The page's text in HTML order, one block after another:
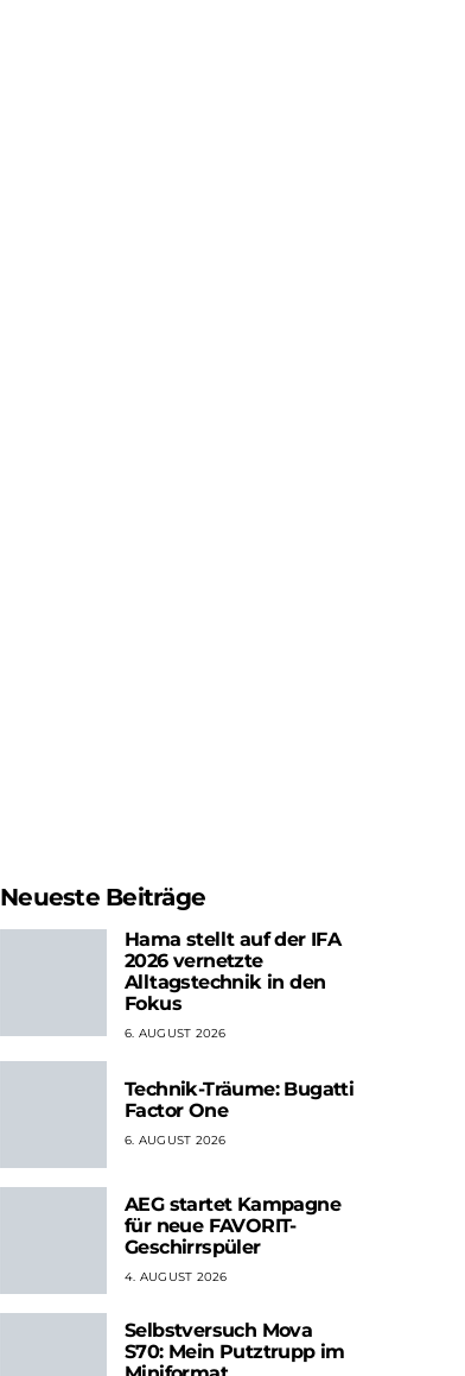
Neueste Beiträge
Hama stellt auf der IFA
2026 vernetzte
Alltagstechnik in den
Fokus
6. AUGUST 2026
Technik-Träume: Bugatti
Factor One
6. AUGUST 2026
AEG startet Kampagne
für neue FAVORIT-
Geschirrspüler
4. AUGUST 2026
Selbstversuch Mova
S70: Mein Putztrupp im